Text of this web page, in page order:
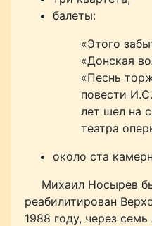
балеты:
«Этого
«Донская
«Песнь
повести
лет шел на
театра
около ста
Михаил Носырев
реабилитирован
1988 году, через